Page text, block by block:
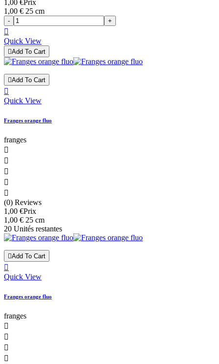
1,00 €Prix
1,00 € 25 cm
- +

Quick View
Add To Cart
Add To Cart

Quick View
Franges orange fluo
franges





(0) Reviews
1,00 €Prix
1,00 € 25 cm
20 Unités restantes
Add To Cart

Quick View
Franges orange fluo
franges



